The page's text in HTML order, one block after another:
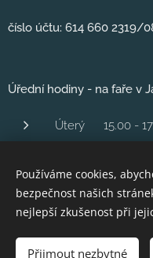
číslo účtu: 614 660 2319/
Úřední hodiny - na faře v
Úterý 15.00 -
Čtvrtek 16,00 -
Pátek 10..00 -
Používáme cookies,
bezpečnost našich
nejlepší zkušenost při
Přijmout nezbytné